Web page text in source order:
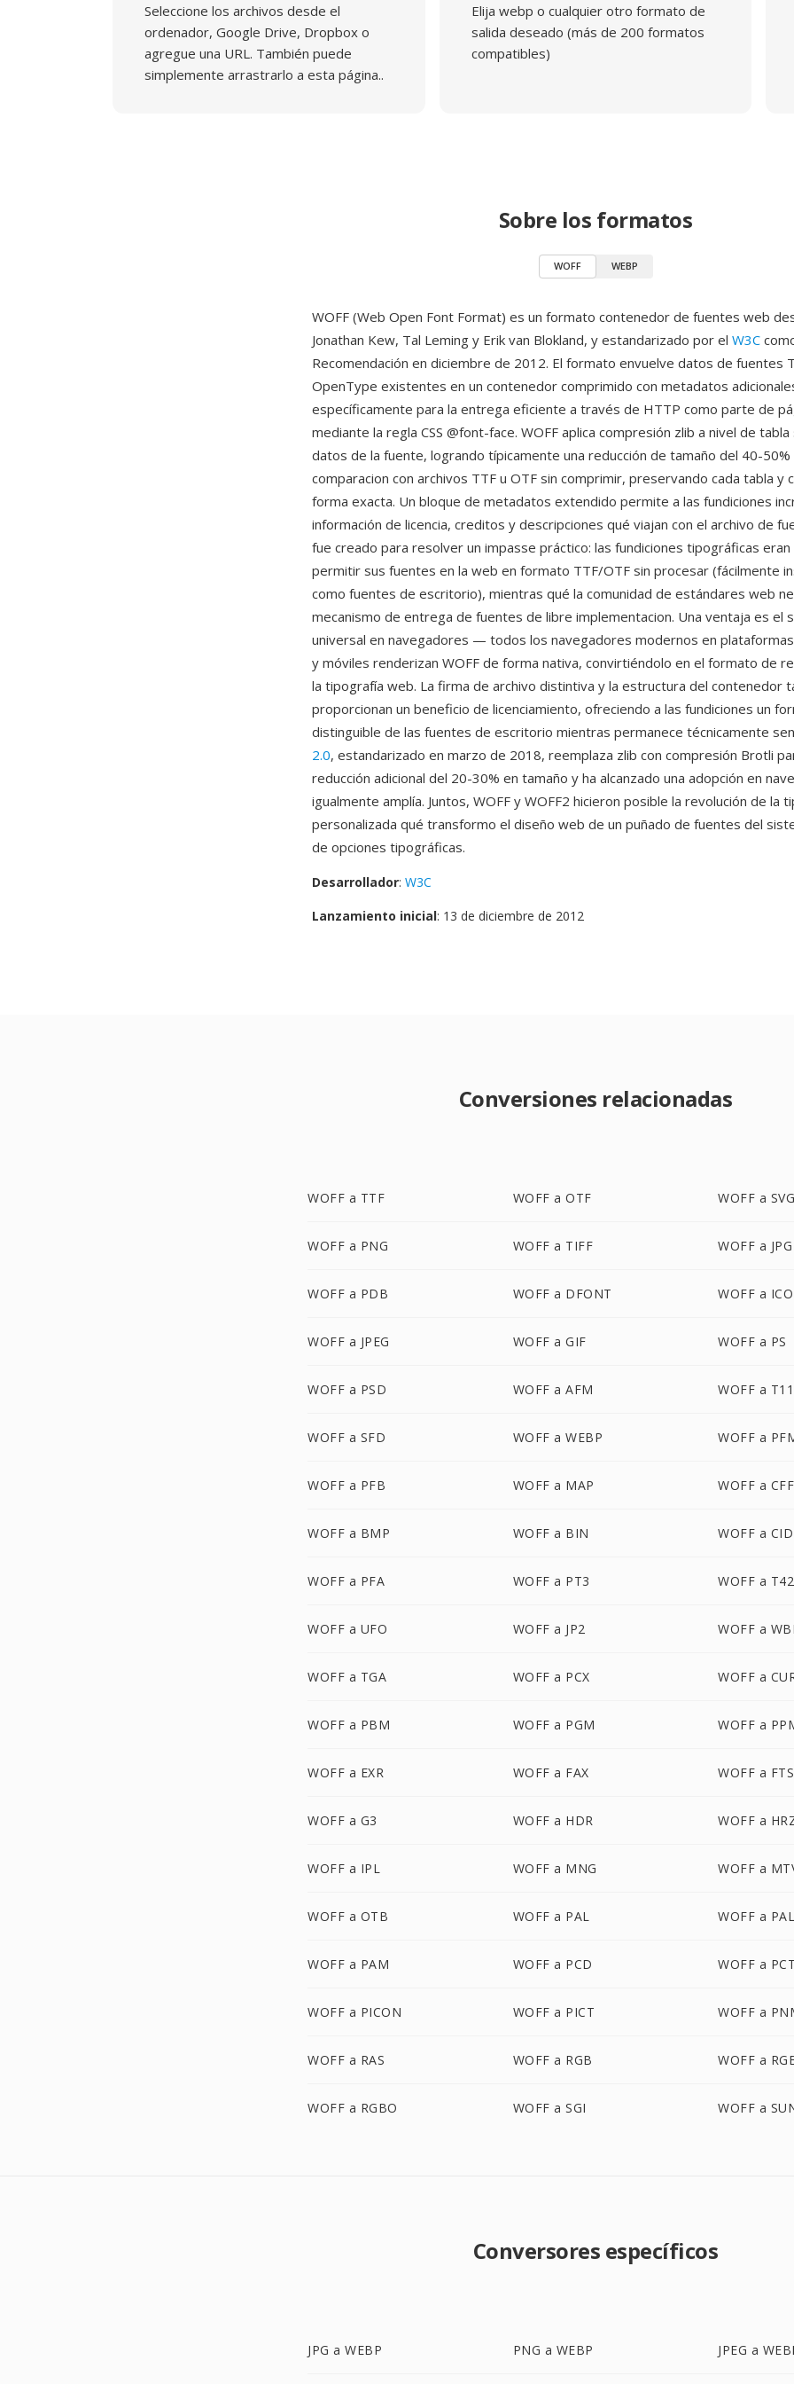
Seleccione los archivos desde el
ordenador, Google Drive, Dropbox o
agregue una URL. También puede
simplemente arrastrarlo a esta página..
Elija webp o cualquier otro formato de
salida deseado (más de 200 formatos
compatibles)
Sobre los formatos
WOFF WEBP
WOFF (Web Open Font Format) es un formato contenedor de fuentes web
Jonathan Kew, Tal Leming y Erik van Blokland, y estandarizado por el W3C
Recomendación en diciembre de 2012. El formato envuelve datos de fuentes
OpenType existentes en un contenedor comprimido con metadatos
específicamente para la entrega eficiente a través de HTTP como parte de
mediante la regla CSS @font-face. WOFF aplica compresión zlib a nivel de
datos de la fuente, logrando típicamente una reducción de tamaño del 40-50%
comparacion con archivos TTF u OTF sin comprimir, preservando cada tabla y
forma exacta. Un bloque de metadatos extendido permite a las fundiciones
información de licencia, creditos y descripciones qué viajan con el archivo de
fue creado para resolver un impasse práctico: las fundiciones tipográficas eran
permitir sus fuentes en la web en formato TTF/OTF sin procesar (fácilmente
como fuentes de escritorio), mientras qué la comunidad de estándares web
mecanismo de entrega de fuentes de libre implementacion. Una ventaja es el
universal en navegadores — todos los navegadores modernos en
y móviles renderizan WOFF de forma nativa, convirtiéndolo en el formato de
la tipografía web. La firma de archivo distintiva y la estructura del contenedor
proporcionan un beneficio de licenciamiento, ofreciendo a las fundiciones un
distinguible de las fuentes de escritorio mientras permanece técnicamente
2.0, estandarizado en marzo de 2018, reemplaza zlib con compresión Brotli
reducción adicional del 20-30% en tamaño y ha alcanzado una adopción en
igualmente amplía. Juntos, WOFF y WOFF2 hicieron posible la revolución de la
personalizada qué transformo el diseño web de un puñado de fuentes del
de opciones tipográficas.
Desarrollador: W3C
Lanzamiento inicial: 13 de diciembre de 2012
Conversiones relacionadas
WOFF a TTF WOFF a OTF WOFF a SVG
WOFF a PNG WOFF a TIFF WOFF a JPG
WOFF a PDB WOFF a DFONT WOFF a ICO
WOFF a JPEG WOFF a GIF WOFF a PS
WOFF a PSD WOFF a AFM WOFF a T11
WOFF a SFD WOFF a WEBP WOFF a
WOFF a PFB WOFF a MAP WOFF a CFF
WOFF a BMP WOFF a BIN WOFF a CID
WOFF a PFA WOFF a PT3 WOFF a T42
WOFF a UFO WOFF a JP2 WOFF a
WOFF a TGA WOFF a PCX WOFF a
WOFF a PBM WOFF a PGM WOFF a
WOFF a EXR WOFF a FAX WOFF a FTS
WOFF a G3 WOFF a HDR WOFF a
WOFF a IPL WOFF a MNG WOFF a
WOFF a OTB WOFF a PAL WOFF a
WOFF a PAM WOFF a PCD WOFF a PCT
WOFF a PICON WOFF a PICT WOFF a
WOFF a RAS WOFF a RGB WOFF a
WOFF a RGBO WOFF a SGI WOFF a
Conversores específicos
JPG a WEBP PNG a WEBP JPEG a